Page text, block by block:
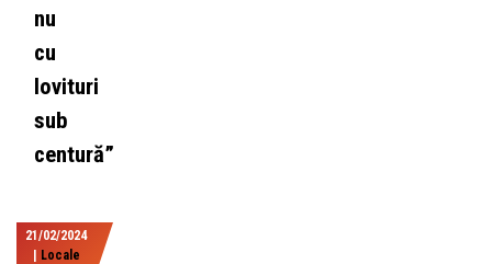
nu
cu
lovituri
sub
centură”
21/02/2024
Locale